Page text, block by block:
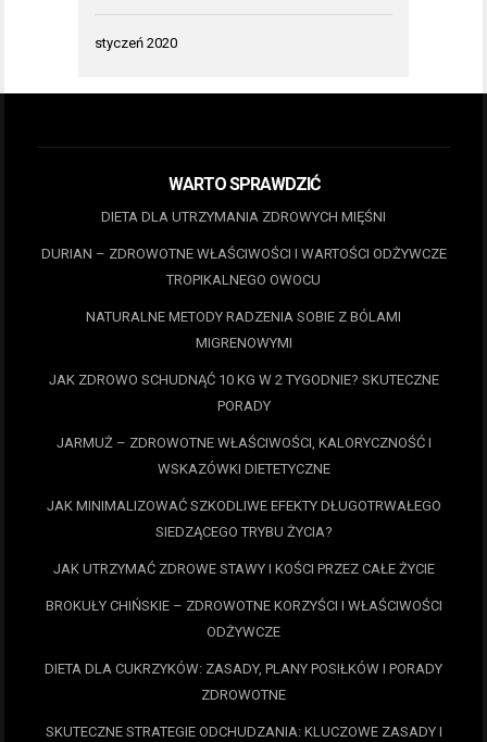
styczeń 2020
WARTO SPRAWDZIĆ
DIETA DLA UTRZYMANIA ZDROWYCH MIĘŚNI
DURIAN – ZDROWOTNE WŁAŚCIWOŚCI I WARTOŚCI ODŻYWCZE
TROPIKALNEGO OWOCU
NATURALNE METODY RADZENIA SOBIE Z BÓLAMI
MIGRENOWYMI
JAK ZDROWO SCHUDNĄĆ 10 KG W 2 TYGODNIE? SKUTECZNE
PORADY
JARMUŻ – ZDROWOTNE WŁAŚCIWOŚCI, KALORYCZNOŚĆ I
WSKAZÓWKI DIETETYCZNE
JAK MINIMALIZOWAĆ SZKODLIWE EFEKTY DŁUGOTRWAŁEGO
SIEDZĄCEGO TRYBU ŻYCIA?
JAK UTRZYMAĆ ZDROWE STAWY I KOŚCI PRZEZ CAŁE ŻYCIE
BROKUŁY CHIŃSKIE – ZDROWOTNE KORZYŚCI I WŁAŚCIWOŚCI
ODŻYWCZE
DIETA DLA CUKRZYKÓW: ZASADY, PLANY POSIŁKÓW I PORADY
ZDROWOTNE
SKUTECZNE STRATEGIE ODCHUDZANIA: KLUCZOWE ZASADY I